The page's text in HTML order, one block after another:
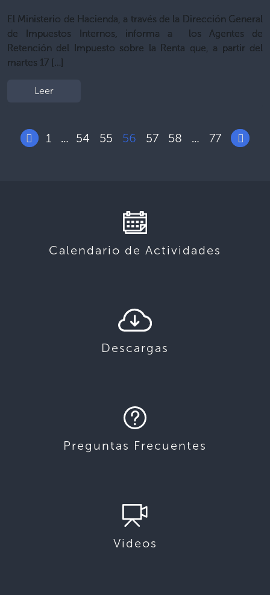
El Ministerio de Hacienda, a través de la Dirección General
de Impuestos Internos, informa a los Agentes de
Retención del Impuesto sobre la Renta que, a partir del
martes 17 […]
Leer
1 … 54 55 56 57 58 … 77
Calendario de Actividades
Descargas
Preguntas Frecuentes
Videos